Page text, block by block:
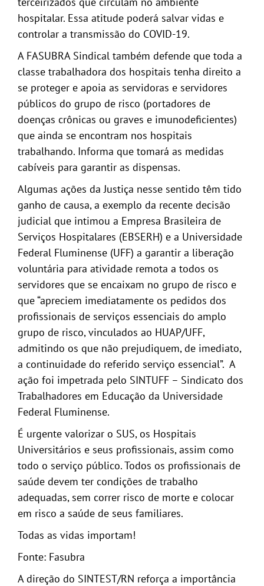
hospitalar. Essa atitude poderá salvar vidas e
controlar a transmissão do COVID-19.
A FASUBRA Sindical também defende que toda a
classe trabalhadora dos hospitais tenha direito a
se proteger e apoia as servidoras e servidores
públicos do grupo de risco (portadores de
doenças crônicas ou graves e imunodeficientes)
que ainda se encontram nos hospitais
trabalhando. Informa que tomará as medidas
cabíveis para garantir as dispensas.
Algumas ações da Justiça nesse sentido têm tido
ganho de causa, a exemplo da recente decisão
judicial que intimou a Empresa Brasileira de
Serviços Hospitalares (EBSERH) e a Universidade
Federal Fluminense (UFF) a garantir a liberação
voluntária para atividade remota a todos os
servidores que se encaixam no grupo de risco e
que “apreciem imediatamente os pedidos dos
profissionais de serviços essenciais do amplo
grupo de risco, vinculados ao HUAP/UFF,
admitindo os que não prejudiquem, de imediato,
a continuidade do referido serviço essencial”. A
ação foi impetrada pelo SINTUFF – Sindicato dos
Trabalhadores em Educação da Universidade
Federal Fluminense.
É urgente valorizar o SUS, os Hospitais
Universitários e seus profissionais, assim como
todo o serviço público. Todos os profissionais de
saúde devem ter condições de trabalho
adequadas, sem correr risco de morte e colocar
em risco a saúde de seus familiares.
Todas as vidas importam!
Fonte: Fasubra
A direção do SINTEST/RN reforça a importância